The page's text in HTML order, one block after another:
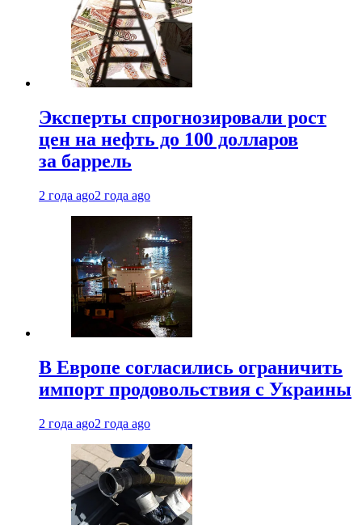
Эксперты спрогнозировали рост
цен на нефть до 100 долларов
за баррель
2 года ago2 года ago
В Европе согласились ограничить
импорт продовольствия с Украины
2 года ago2 года ago